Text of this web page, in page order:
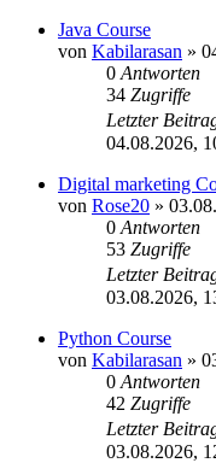
Java Course
von Kabilarasan »
0 Antworten
34 Zugriffe
Letzter
04.08.2026,
Digital marketing
von Rose20 »
0 Antworten
53 Zugriffe
Letzter
03.08.2026,
Python Course
von Kabilarasan »
0 Antworten
42 Zugriffe
Letzter
03.08.2026,